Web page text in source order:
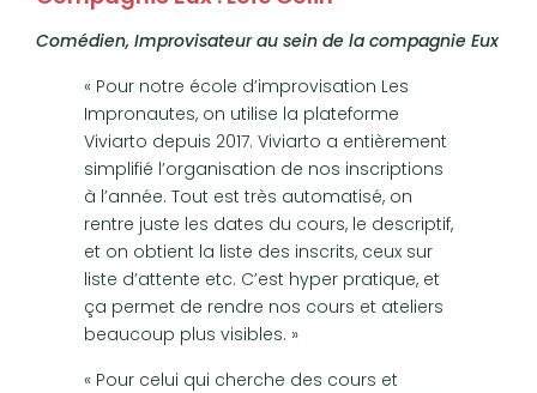
Comédien, Improvisateur au sein de la compagnie Eux
« Pour notre école d’improvisation Les
Impronautes, on utilise la plateforme
Viviarto depuis 2017. Viviarto a entièrement
simplifié l’organisation de nos inscriptions
à l’année. Tout est très automatisé, on
rentre juste les dates du cours, le descriptif,
et on obtient la liste des inscrits, ceux sur
liste d’attente etc. C’est hyper pratique, et
ça permet de rendre nos cours et ateliers
beaucoup plus visibles. »
« Pour celui qui cherche des cours et